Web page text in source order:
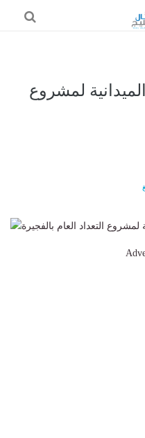
لمشروعحال السعودية